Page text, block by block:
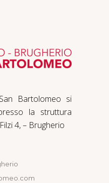
Bartolomeo si
la struttura
4, – Brugherio